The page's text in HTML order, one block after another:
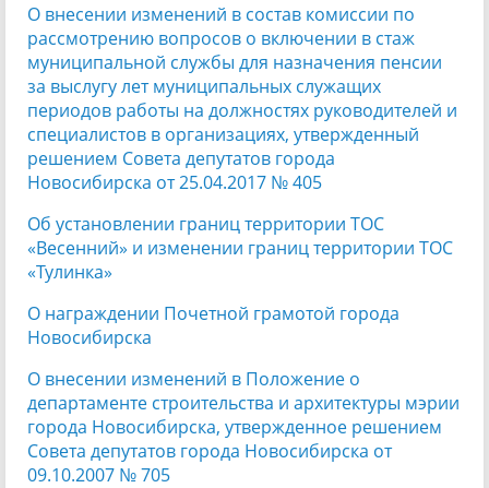
О внесении изменений в состав комиссии по
рассмотрению вопросов о включении в стаж
муниципальной службы для назначения пенсии
за выслугу лет муниципальных служащих
периодов работы на должностях руководителей и
специалистов в организациях, утвержденный
решением Совета депутатов города
Новосибирска от 25.04.2017 № 405
Об установлении границ территории ТОС
«Весенний» и изменении границ территории ТОС
«Тулинка»
О награждении Почетной грамотой города
Новосибирска
О внесении изменений в Положение о
департаменте строительства и архитектуры мэрии
города Новосибирска, утвержденное решением
Совета депутатов города Новосибирска от
09.10.2007 № 705